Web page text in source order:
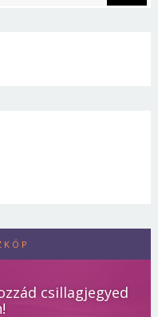
csillagjegyed